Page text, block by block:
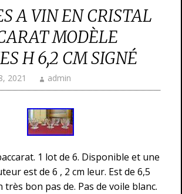
A VIN EN CRISTAL
MODÈLE
H 6,2 CM SIGNÉ
2021 admin
1 lot de 6. Disponible et une
est de 6 , 2 cm leur. Est de 6,5
très bon pas de. Pas de voile blanc.